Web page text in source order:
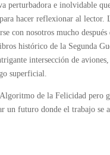
perturbadora e inolvidable
hacer reflexionar al lector.
con nosotros mucho después
histórico de la Segunda
intersección de
superficial.
de la Felicidad pero
un futuro donde el trabajo se